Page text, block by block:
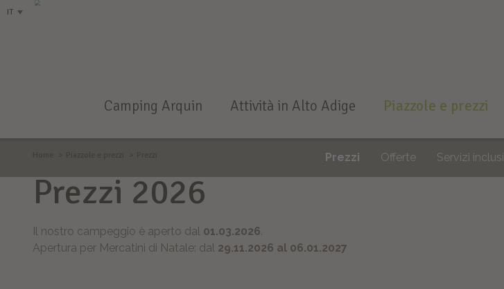
IT
Camping Arquin Attività in Alto Adige Piazzole e prezzi
Prezzi Offerte Servizi inclusi
Prezzi 2026
Il nostro campeggio è aperto dal 01.03.2026.
Apertura per Mercatini di Natale: dal 29.11.2026 al 06.01.2027